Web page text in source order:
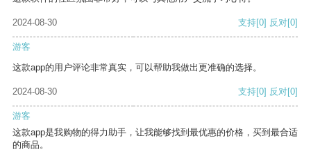
2024-08-30 支持[0] 反对[0]
游客
这款app的用户评论非常真实，可以帮助我做出更准确的选择。
2024-08-30 支持[0] 反对[0]
游客
这款app是我购物的得力助手，让我能够找到最优惠的价格，买到最合适
的商品。